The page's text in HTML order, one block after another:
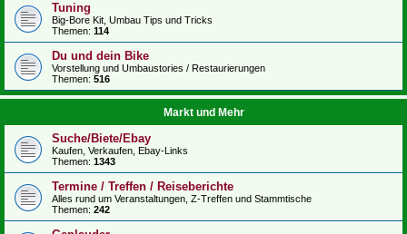
Tuning
Big-Bore Kit, Umbau Tips und Tricks
Themen: 114
Du und dein Bike
Vorstellung und Umbaustories / Restaurierungen
Themen: 516
Markt und Mehr
Suche/Biete/Ebay
Kaufen, Verkaufen, Ebay-Links
Themen: 1343
Termine / Treffen / Reiseberichte
Alles rund um Veranstaltungen, Z-Treffen und Stammtische
Themen: 242